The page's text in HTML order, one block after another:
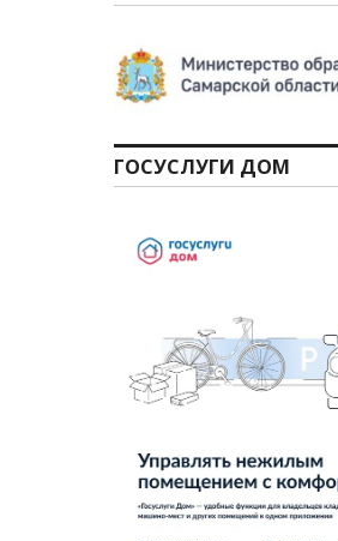
ГОСУСЛУГИ ДОМ